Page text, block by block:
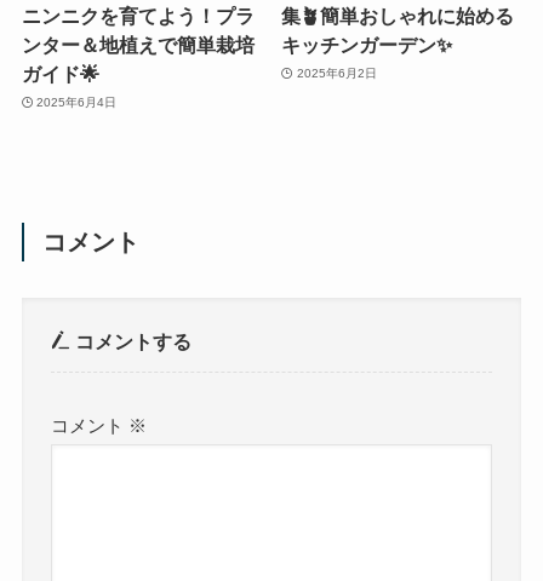
ニンニクを育てよう！プラ
ンター＆地植えで簡単栽培
ガイド🌟
2025年6月4日
集🪴簡単おしゃれに始める
キッチンガーデン✨
2025年6月2日
コメント
コメントする
コメント ※